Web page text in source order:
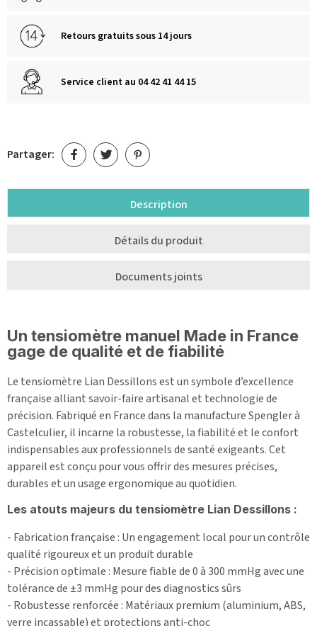
Retours gratuits sous 14 jours
Service client au 04 42 41 44 15
Partager:
Description
Détails du produit
Documents joints
Un tensiomètre manuel Made in France
gage de qualité et de fiabilité
Le tensiomètre Lian Dessillons est un symbole d’excellence
française alliant savoir-faire artisanal et technologie de
précision. Fabriqué en France dans la manufacture Spengler à
Castelculier, il incarne la robustesse, la fiabilité et le confort
indispensables aux professionnels de santé exigeants. Cet
appareil est conçu pour vous offrir des mesures précises,
durables et un usage ergonomique au quotidien.
Les atouts majeurs du tensiomètre Lian Dessillons :
- Fabrication française : Un engagement local pour un contrôle
qualité rigoureux et un produit durable
- Précision optimale : Mesure fiable de 0 à 300 mmHg avec une
tolérance de ±3 mmHg pour des diagnostics sûrs
- Robustesse renforcée : Matériaux premium (aluminium, ABS,
verre incassable) et protections anti-choc